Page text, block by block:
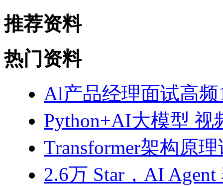
推荐资料
热门资料
Al产品经理面试高频
Python+AI大模型 视
Transformer架构原
2.6万 Star，AI